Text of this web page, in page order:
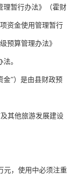
理暂行办法》（霍财
资金使用管理暂行
预算管理办法》
。
”）是由县财政预
其他旅游发展建设
元，使用中必须注重